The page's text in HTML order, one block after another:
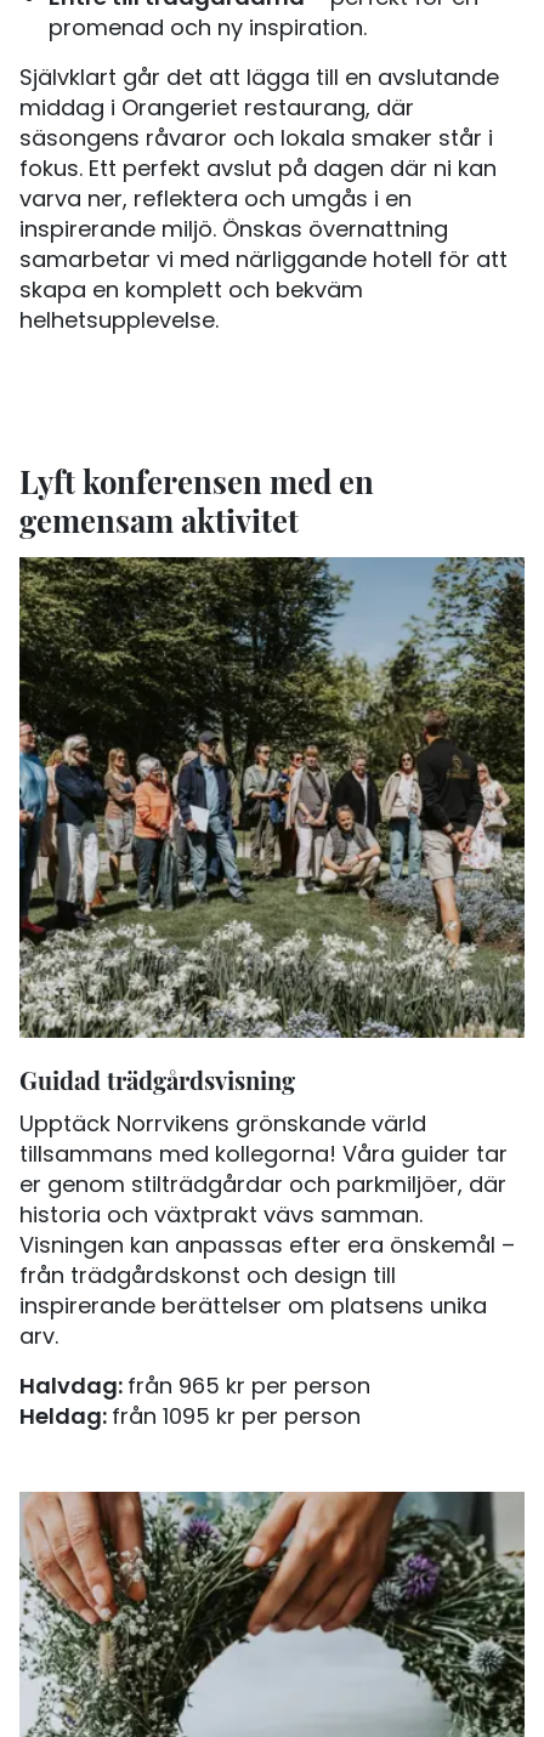
promenad och ny inspiration.
Självklart går det att lägga till en avslutande
middag i Orangeriet restaurang, där
säsongens råvaror och lokala smaker står i
fokus. Ett perfekt avslut på dagen där ni kan
varva ner, reflektera och umgås i en
inspirerande miljö. Önskas övernattning
samarbetar vi med närliggande hotell för att
skapa en komplett och bekväm
helhetsupplevelse.
Lyft konferensen med en
gemensam aktivitet
Guidad trädgårdsvisning
Upptäck Norrvikens grönskande värld
tillsammans med kollegorna! Våra guider tar
er genom stilträdgårdar och parkmiljöer, där
historia och växtprakt vävs samman.
Visningen kan anpassas efter era önskemål –
från trädgårdskonst och design till
inspirerande berättelser om platsens unika
arv.
Halvdag:från 965 kr per person
Heldag:från 1095 kr per person